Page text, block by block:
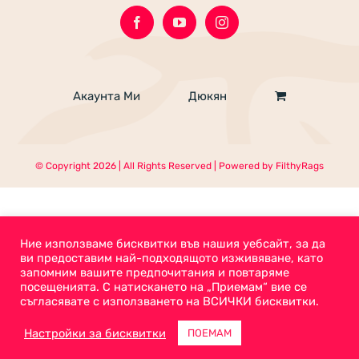
Акаунта Ми Дюкян
© Copyright 2026 | All Rights Reserved | Powered by FilthyRags
Ние използваме бисквитки във нашия уебсайт, за да
ви предоставим най-подходящото изживяване, като
запомним вашите предпочитания и повтаряме
посещенията. С натискането на „Приемам“ вие се
съгласявате с използването на ВСИЧКИ бисквитки.
Настройки за бисквитки ПОЕМАМ